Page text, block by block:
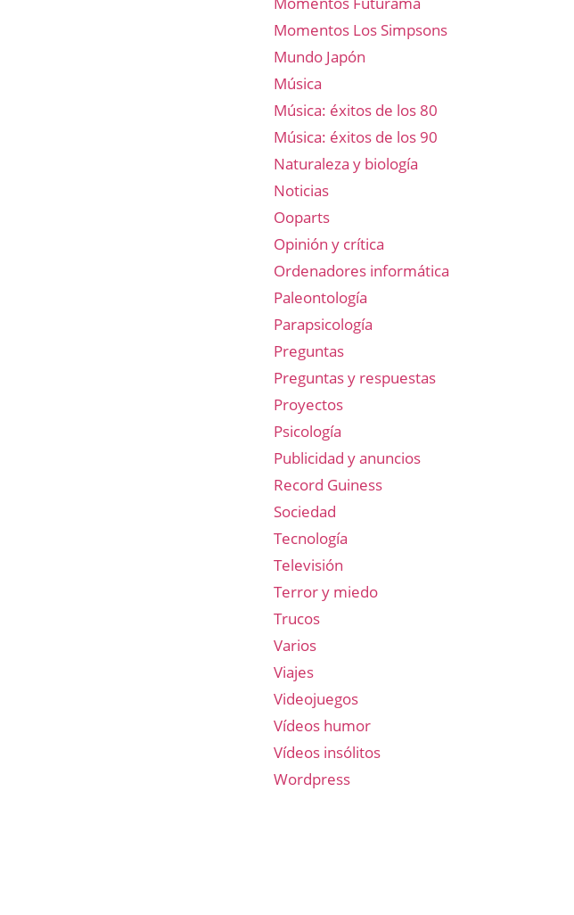
Momentos Los Simpsons
Mundo Japón
Música
Música: éxitos de los 80
Música: éxitos de los 90
Naturaleza y biología
Noticias
Ooparts
Opinión y crítica
Ordenadores informática
Paleontología
Parapsicología
Preguntas
Preguntas y respuestas
Proyectos
Psicología
Publicidad y anuncios
Record Guiness
Sociedad
Tecnología
Televisión
Terror y miedo
Trucos
Varios
Viajes
Videojuegos
Vídeos humor
Vídeos insólitos
Wordpress